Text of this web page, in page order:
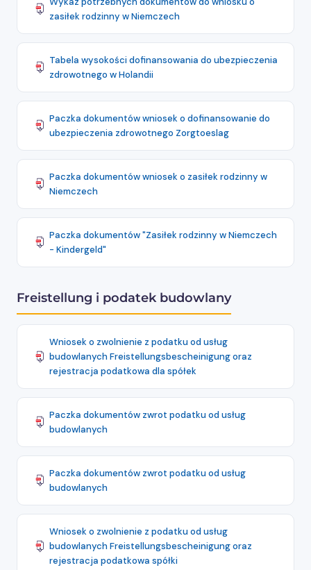
zasiłek rodzinny w Niemczech
Tabela wysokości dofinansowania do ubezpieczenia
zdrowotnego w Holandii
Paczka dokumentów wniosek o dofinansowanie do
ubezpieczenia zdrowotnego Zorgtoeslag
Paczka dokumentów wniosek o zasiłek rodzinny w
Niemczech
Paczka dokumentów "Zasiłek rodzinny w Niemczech
- Kindergeld"
Freistellung i podatek budowlany
Wniosek o zwolnienie z podatku od usług
budowlanych Freistellungsbescheinigung oraz
rejestracja podatkowa dla spółek
Paczka dokumentów zwrot podatku od usług
budowlanych
Paczka dokumentów zwrot podatku od usług
budowlanych
Wniosek o zwolnienie z podatku od usług
budowlanych Freistellungsbescheinigung oraz
rejestracja podatkowa spółki